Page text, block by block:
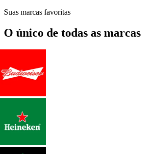
Suas marcas favoritas
O único de todas as marcas